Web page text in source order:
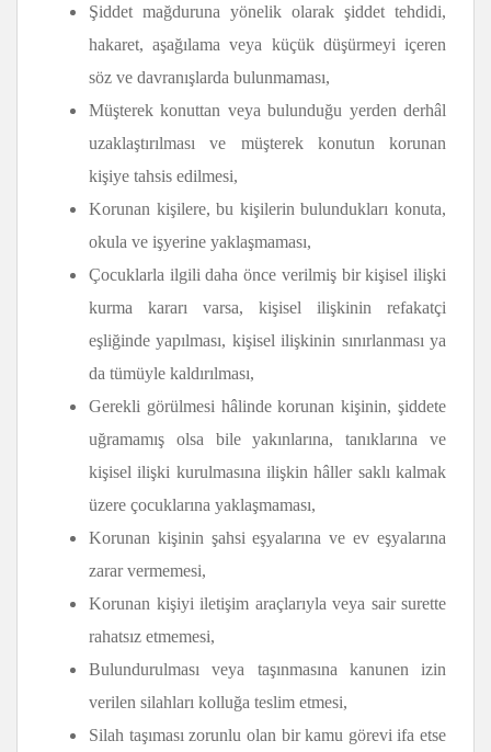
Şiddet mağduruna yönelik olarak şiddet tehdidi,
hakaret, aşağılama veya küçük düşürmeyi içeren
söz ve davranışlarda bulunmaması,
Müşterek konuttan veya bulunduğu yerden derhâl
uzaklaştırılması ve müşterek konutun korunan
kişiye tahsis edilmesi,
Korunan kişilere, bu kişilerin bulundukları konuta,
okula ve işyerine yaklaşmaması,
Çocuklarla ilgili daha önce verilmiş bir kişisel ilişki
kurma kararı varsa, kişisel ilişkinin refakatçi
eşliğinde yapılması, kişisel ilişkinin sınırlanması ya
da tümüyle kaldırılması,
Gerekli görülmesi hâlinde korunan kişinin, şiddete
uğramamış olsa bile yakınlarına, tanıklarına ve
kişisel ilişki kurulmasına ilişkin hâller saklı kalmak
üzere çocuklarına yaklaşmaması,
Korunan kişinin şahsi eşyalarına ve ev eşyalarına
zarar vermemesi,
Korunan kişiyi iletişim araçlarıyla veya sair surette
rahatsız etmemesi,
Bulundurulması veya taşınmasına kanunen izin
verilen silahları kolluğa teslim etmesi,
Silah taşıması zorunlu olan bir kamu görevi ifa etse